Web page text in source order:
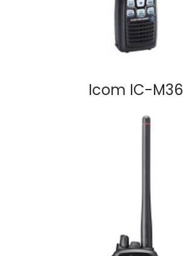
Icom IC-M36